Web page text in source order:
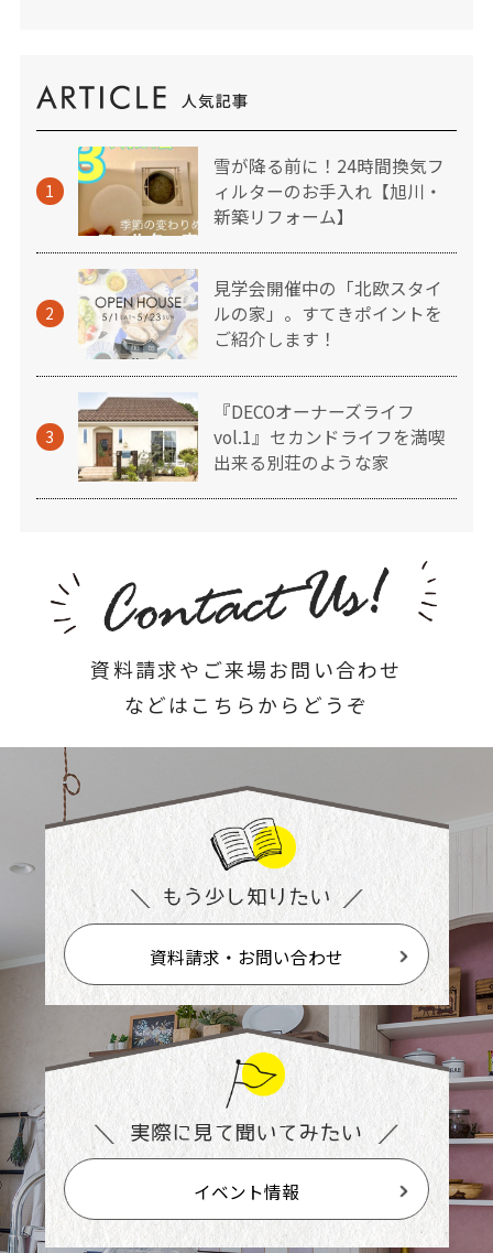
1
雪が降る前に！24時間換気フ
ィルターのお手入れ【旭川・
新築リフォーム】
2
見学会開催中の「北欧スタイ
ルの家」。すてきポイントを
ご紹介します！
3
『DECOオーナーズライフ
vol.1』セカンドライフを満喫
出来る別荘のような家
資料請求やご来場お問い合わせ
などはこちらからどうぞ
資料請求・お問い合わせ
イベント情報